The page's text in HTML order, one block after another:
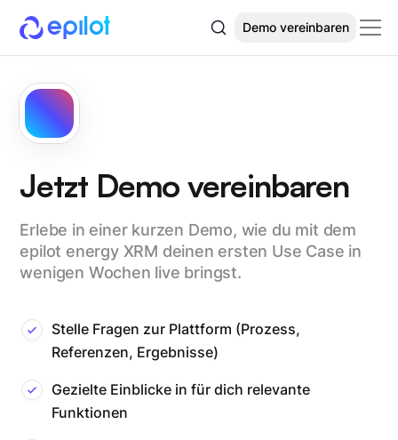
Demo vereinbaren
Jetzt Demo vereinbaren
Erlebe in einer kurzen Demo, wie du mit dem
epilot energy XRM deinen ersten Use Case in
wenigen Wochen live bringst.
Stelle Fragen zur Plattform (Prozess,
Referenzen, Ergebnisse)
Gezielte Einblicke in für dich relevante
Funktionen